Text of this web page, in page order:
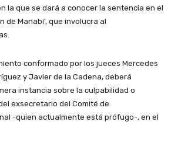
la que se dará a conocer la sentencia en el
de Manabí’, que involucra al
conformado por los jueces Mercedes
y Javier de la Cadena, deberá
instancia sobre la culpabilidad o
exsecretario del Comité de
-quien actualmente está prófugo-, en el